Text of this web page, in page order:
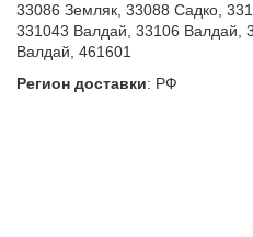
33086 Земляк, 33088 Садко,
331043 Валдай, 33106 Валдай,
Валдай, 461601
Регион доставки: РФ